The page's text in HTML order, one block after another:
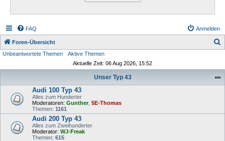
FAQ Anmelden
Foren-Übersicht
Unbeantwortete Themen
Aktive Themen
Aktuelle Zeit: 06 Aug 2026, 15:52
Unser Typ 43
Audi 100 Typ 43
Alles zum Hunderter
Moderatoren: Gunther, 5E-Thomas
Themen: 1161
Audi 200 Typ 43
Alles zum Zweihunderter
Moderator: WJ-Freak
Themen: 615